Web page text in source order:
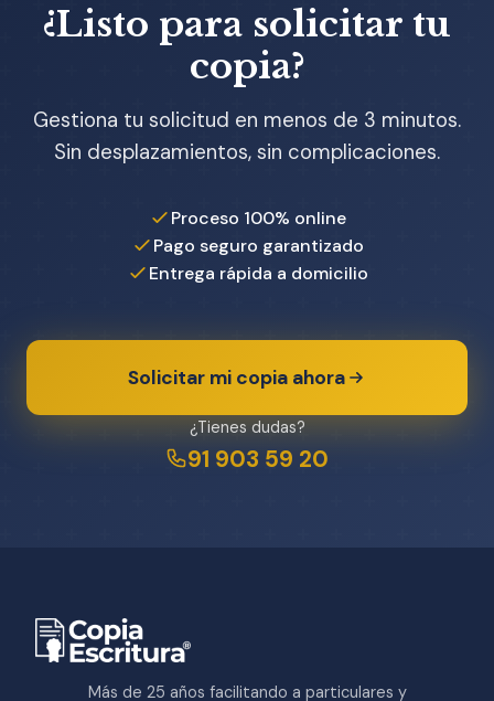
¿Listo para solicitar tu
copia?
Gestiona tu solicitud en menos de 3 minutos.
Sin desplazamientos, sin complicaciones.
Proceso 100% online
Pago seguro garantizado
Entrega rápida a domicilio
Solicitar mi copia ahora
¿Tienes dudas?
91 903 59 20
Más de 25 años facilitando a particulares y